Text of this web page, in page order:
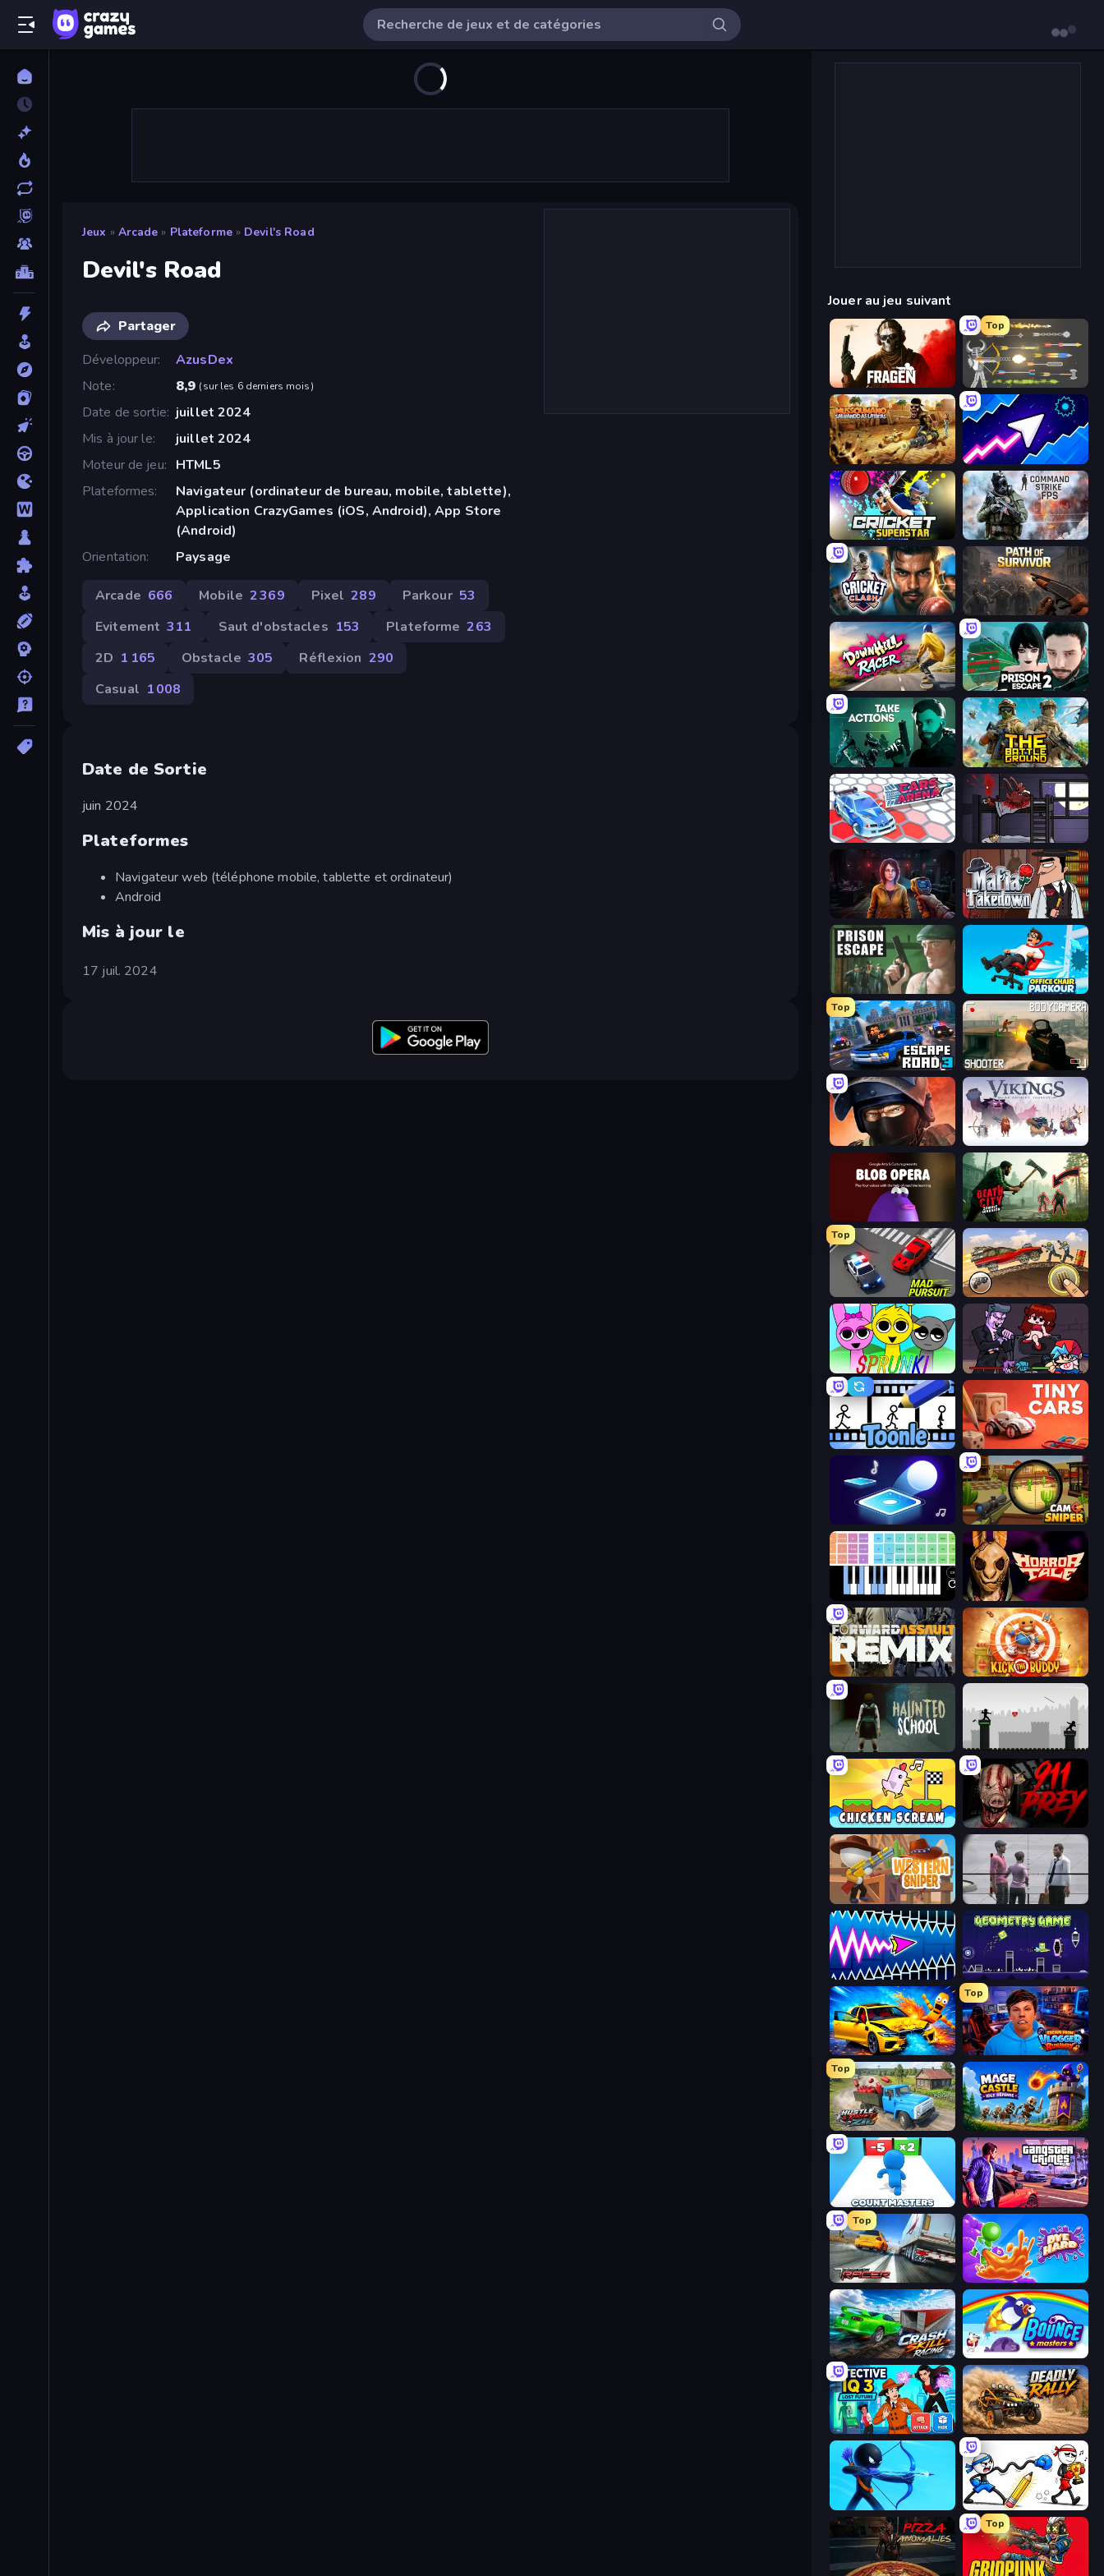
Jeux » Arcade » Plateforme » Devil's Road
Devil's Road
Partager
Développeur
AzusDex
Note
8,9 (sur les 6 derniers mois)
Date de sortie juillet 2024
Mis à jour le
juillet 2024
Moteur de jeu
HTML5
Plateformes
Navigateur (ordinateur de bureau, mobile, tablette),
Application CrazyGames (iOS, Android), App Store
(Android)
Orientation
Paysage
Arcade 666 Mobile 2 369 Pixel 289 Parkour 53
Evitement 311 Saut d'obstacles 153 Plateforme 263
2D 1 165 Obstacle 305 Réflexion 290
Casual 1 008
Date de Sortie
juin 2024
Plateformes
Navigateur web (téléphone mobile, tablette et ordinateur)
Android
Mis à jour le
17 juil. 2024
Jouer au jeu suivant
Fragen
Top
Ragdoll Archers
Mussoumano Game Space Waves
Command Strike FPS
Cricket Clash Path of Survivor
Downhill Racer Prison Escape 2
Take Actions The Battleground
Cars Arena The Visitor
Survival Zone Zombie Outbreak Mafia Takedown
Prison Escape Office Chair Parkour
Top
Escape Road 3 BodyCamera Shooter
Bullet Force Vikings: An Archer's Journey
Blob Opera Death City Zombie Invasion
Top
Mad Pursuit Earn to Die: Zombie Ride
Sprunki Friday Night Funkin'
Toonle Tiny Cars
Tile Jumper 3D Camo Sniper
Virtual Online Piano Horror Tale
Forward Assault Remix Kick the Buddy
Haunted School Javelin Fighting
Chicken Scream 911: Prey
Western Sniper
Wave Dash: Geometry Arrow Geometry Game
BMG: Ragdoll Playground
Top
Escape from Vlogger: Runaway
Top
Hustle & Drift in ZIL Mage Castle Idle Defense
Gangster Crimes Online 6: Mafia City
Top
Traffic Racer Dye Hard
Crash Skill Racing Bouncemasters
Detective IQ 3 Deadly Rally
Archers Random Doodle Smash
Top